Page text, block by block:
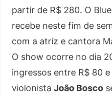
partir de R$ 280. O
recebe neste fim de
com a atriz e cantora
O show ocorre no dia
ingressos entre R$ 80
violonista João Bosco